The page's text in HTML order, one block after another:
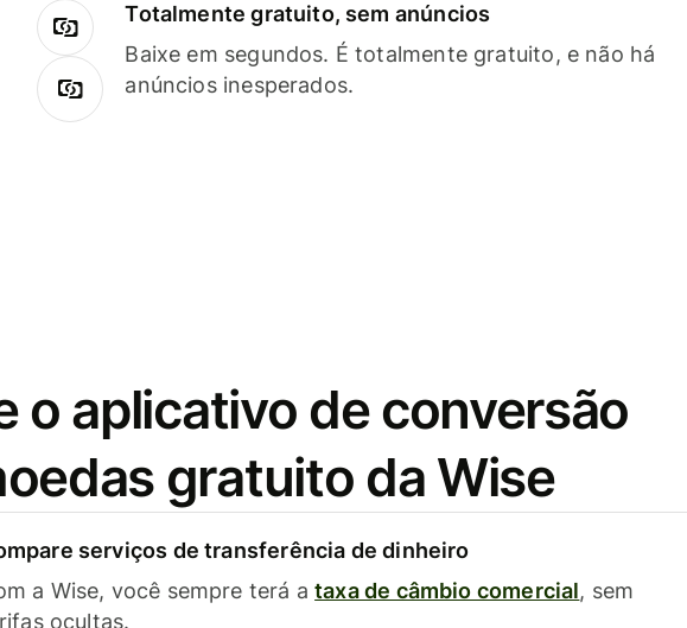
Totalmente gratuito, sem anúncios
Baixe em segundos. É totalmente gratuito, e não há
anúncios inesperados.
o aplicativo de conversão
gratuito da Wise
serviços de transferência de dinheiro
a Wise, você sempre terá ataxa de câmbio comercial, sem
ocultas.